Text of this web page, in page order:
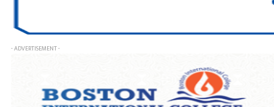
- ADVERTISEMENT -